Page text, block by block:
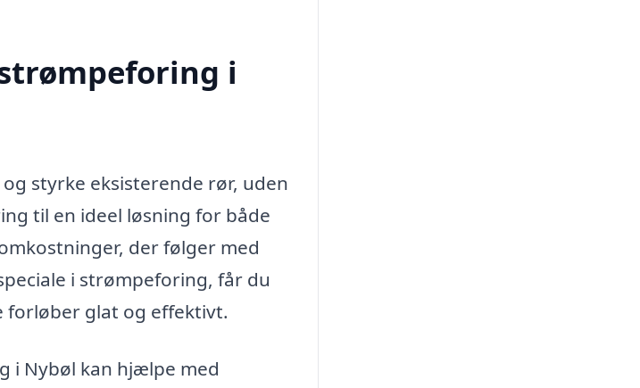
i
styrke eksisterende rør, uden
til en ideel løsning for både
der følger med
i strømpeforing, får du
forløber glat og effektivt.
i Nybøl kan hjælpe med